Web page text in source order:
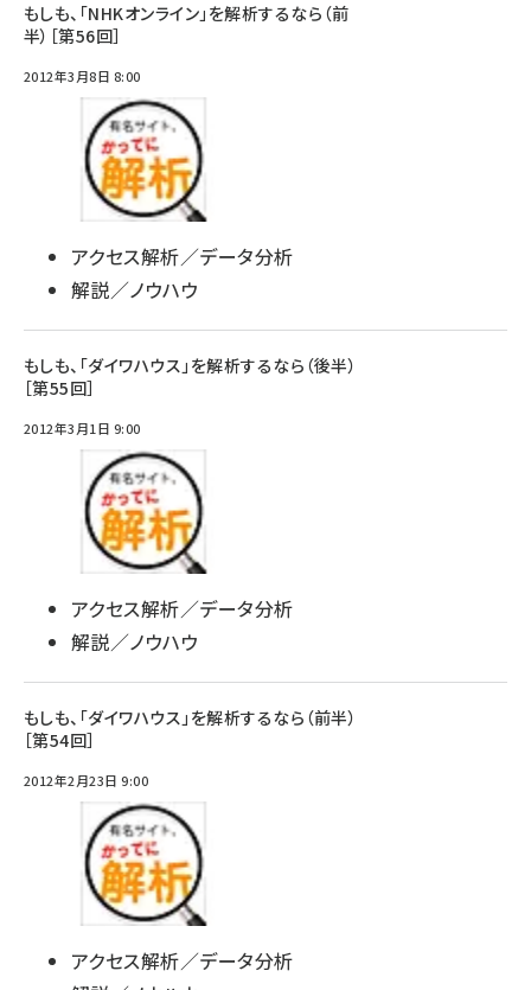
もしも、「NHKオンライン」を解析するなら（前
半）［第56回］
2012年3月8日 8:00
アクセス解析／データ分析
解説／ノウハウ
もしも、「ダイワハウス」を解析するなら（後半）
［第55回］
2012年3月1日 9:00
アクセス解析／データ分析
解説／ノウハウ
もしも、「ダイワハウス」を解析するなら（前半）
［第54回］
2012年2月23日 9:00
アクセス解析／データ分析